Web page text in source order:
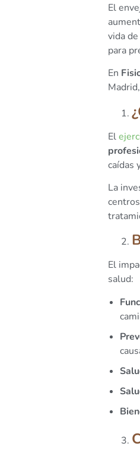
El
vida
para
En
El
caídas
La
El
salud: